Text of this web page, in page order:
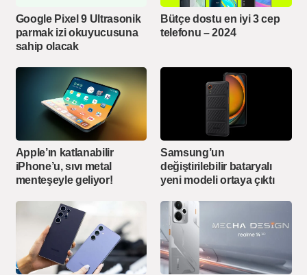
Google Pixel 9 Ultrasonik
parmak izi okuyucusuna
sahip olacak
Bütçe dostu en iyi 3 cep
telefonu – 2024
Apple’ın katlanabilir
iPhone’u, sıvı metal
menteşeyle geliyor!
Samsung’un
değiştirilebilir bataryalı
yeni modeli ortaya çıktı